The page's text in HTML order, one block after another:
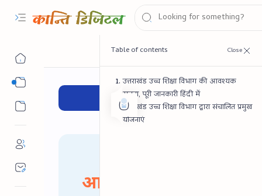
सरकारी नौकरी
✔
आपका भरोसा, हमारी
उत्तराखंड उच्च शिक्षा विभाग की आवश्यक
सूचना, पूरी जानकारी हिंदी में
उत्तराखंड उच्च शिक्षा विभाग द्वारा संचालित प्रमुख
योजनाएं